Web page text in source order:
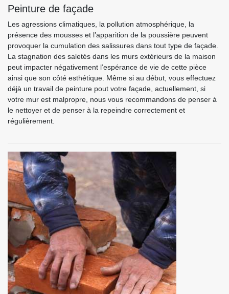
Peinture de façade
Les agressions climatiques, la pollution atmosphérique, la
présence des mousses et l’apparition de la poussière peuvent
provoquer la cumulation des salissures dans tout type de façade.
La stagnation des saletés dans les murs extérieurs de la maison
peut impacter négativement l’espérance de vie de cette pièce
ainsi que son côté esthétique. Même si au début, vous effectuez
déjà un travail de peinture pout votre façade, actuellement, si
votre mur est malpropre, nous vous recommandons de penser à
le nettoyer et de penser à la repeindre correctement et
régulièrement.